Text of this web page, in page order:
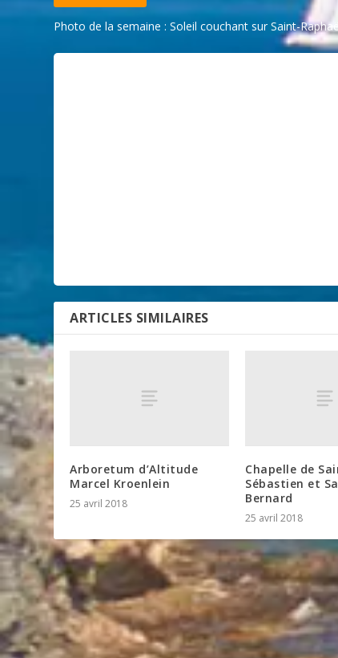
Photo de la semaine : Soleil couchant sur Saint-
ARTICLES SIMILAIRES
Arboretum d’Altitude
Marcel Kroenlein
25 avril 2018
Chapelle de
Sébastien et
Bernard
25 avril 2018